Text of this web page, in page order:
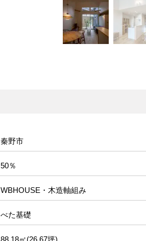
秦野市
50％
WBHOUSE・木造軸組み
べた基礎
88.18㎡(26.67坪)